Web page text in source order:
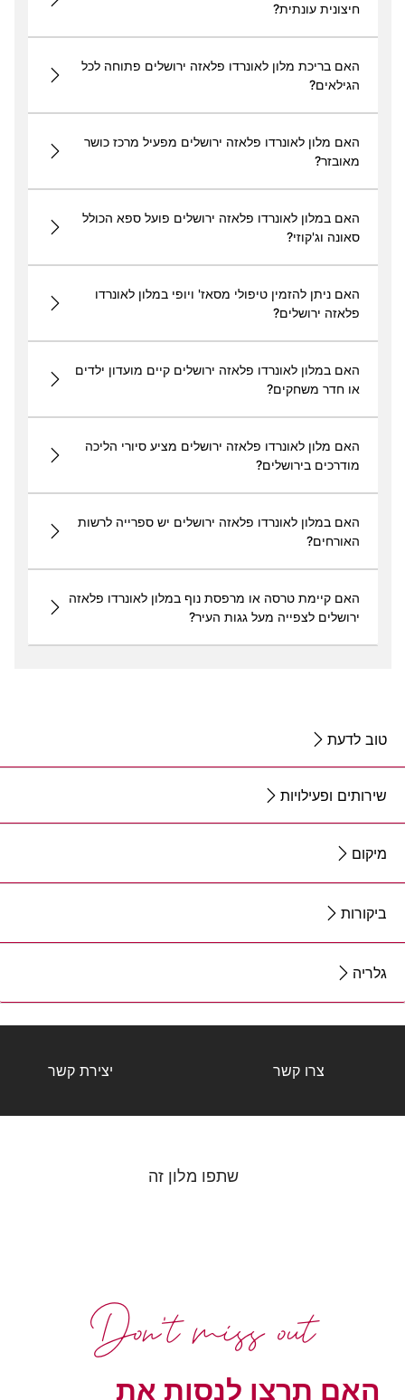
חיצונית עונתית?
האם בריכת מלון לאונרדו פלאזה ירושלים פתוחה לכל
הגילאים?
האם מלון לאונרדו פלאזה ירושלים מפעיל מרכז כושר
מאובזר?
האם במלון לאונרדו פלאזה ירושלים פועל ספא הכולל
סאונה וג'קוזי?
האם ניתן להזמין טיפולי מסאז' ויופי במלון לאונרדו
פלאזה ירושלים?
האם במלון לאונרדו פלאזה ירושלים קיים מועדון ילדים
או חדר משחקים?
האם מלון לאונרדו פלאזה ירושלים מציע סיורי הליכה
מודרכים בירושלים?
האם במלון לאונרדו פלאזה ירושלים יש ספרייה לרשות
האורחים?
האם קיימת טרסה או מרפסת נוף במלון לאונרדו פלאזה
ירושלים לצפייה מעל גגות העיר?
טוב לדעת
שירותים ופעילויות
מיקום
ביקורות
גלריה
צרו קשר יצירת קשר
שתפו מלון זה
האם תרצו לנסות את
Don't miss out